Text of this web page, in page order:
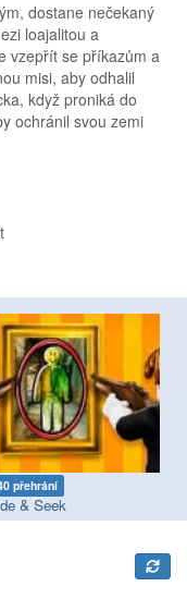
dostane nečekaný
loajalitou a
vzepřít se příkazům a
misi, aby odhalil
když proniká do
ochránil svou zemi
přehrání
& Seek